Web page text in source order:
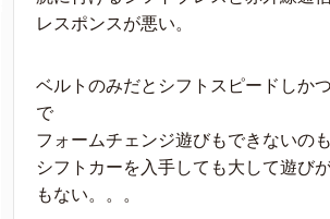
レスポンスが悪い。
ベルトのみだとシフトスピードしか
で
フォームチェンジ遊びもできないの
シフトカーを入手しても大して遊び
もない。。。